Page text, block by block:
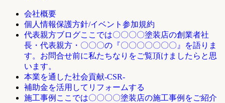
会社概要
個人情報保護方針/イベント参加規約
代表親方ブログここでは〇〇〇〇塗装店の創業者社
長・代表親方・〇〇〇の『〇〇〇〇〇〇〇』を語りま
す。お問合せ前に私たちなりをご覧頂けましたらと思
います。
本業を通した社会貢献-CSR-
補助金を活用してリフォームする
施工事例 ここでは〇〇〇〇塗装店の施工事例をご紹介